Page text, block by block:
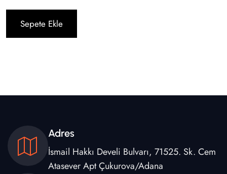
Sepete Ekle
Adres
İsmail Hakkı Develi Bulvarı, 71525. Sk. Cem
Atasever Apt Çukurova/Adana